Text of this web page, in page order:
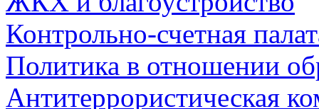
Контрольно-счетная
Политика в отношении
Антитеррористическая